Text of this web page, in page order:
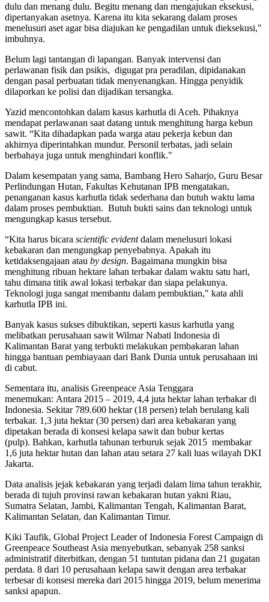
dulu dan menang dulu. Begitu menang dan mengajukan eksekusi,
dipertanyakan asetnya. Karena itu kita sekarang dalam proses
menelusuri aset agar bisa diajukan ke pengadilan untuk dieksekusi,"
imbuhnya.
Belum lagi tantangan di lapangan. Banyak intervensi dan
perlawanan fisik dan psikis, digugat pra peradilan, dipidanakan
dengan pasal perbuatan tidak menyenangkan. Hingga penyidik
dilaporkan ke polisi dan dijadikan tersangka.
Yazid mencontohkan dalam kasus karhutla di Aceh. Pihaknya
mendapat perlawanan saat datang untuk menghitung harga kebun
sawit. “Kita dihadapkan pada warga atau pekerja kebun dan
akhirnya diperintahkan mundur. Personil terbatas, jadi selain
berbahaya juga untuk menghindari konflik."
Dalam kesempatan yang sama, Bambang Hero Saharjo, Guru Besar
Perlindungan Hutan, Fakultas Kehutanan IPB mengatakan,
penanganan kasus karhutla tidak sederhana dan butuh waktu lama
dalam proses pembuktian. Butuh bukti sains dan teknologi untuk
mengungkap kasus tersebut.
“Kita harus bicara scientific evidentdalam menelusuri lokasi
kebakaran dan mengungkap penyebabnya. Apakah itu
ketidaksengajaan atau by design. Bagaimana mungkin bisa
menghitung ribuan hektare lahan terbakar dalam waktu satu hari,
tahu dimana titik awal lokasi terbakar dan siapa pelakunya.
Teknologi juga sangat membantu dalam pembuktian," kata ahli
karhutla IPB ini.
Banyak kasus sukses dibuktikan, seperti kasus karhutla yang
melibatkan perusahaan sawit Wilmar Nabati Indonesia di
Kalimantan Barat yang terbukti melakukan pembakaran lahan
hingga bantuan pembiayaan dari Bank Dunia untuk perusahaan ini
di cabut.
Sementara itu, analisis Greenpeace Asia Tenggara
menemukan: Antara 2015 – 2019, 4,4 juta hektar lahan terbakar di
Indonesia. Sekitar 789.600 hektar (18 persen) telah berulang kali
terbakar. 1,3 juta hektar (30 persen) dari area kebakaran yang
dipetakan berada di konsesi kelapa sawit dan bubur kertas
(pulp). Bahkan, karhutla tahunan terburuk sejak 2015 membakar
1,6 juta hektar hutan dan lahan atau setara 27 kali luas wilayah DKI
Jakarta.
Data analisis jejak kebakaran yang terjadi dalam lima tahun terakhir,
berada di tujuh provinsi rawan kebakaran hutan yakni Riau,
Sumatra Selatan, Jambi, Kalimantan Tengah, Kalimantan Barat,
Kalimantan Selatan, dan Kalimantan Timur.
Kiki Taufik, Global Project Leader of Indonesia Forest Campaign di
Greenpeace Southeast Asia menyebutkan, sebanyak 258 sanksi
administratif diterbitkan, dengan 51 tuntutan pidana dan 21 gugatan
perdata. 8 dari 10 perusahaan kelapa sawit dengan area terbakar
terbesar di konsesi mereka dari 2015 hingga 2019, belum menerima
sanksi apapun.